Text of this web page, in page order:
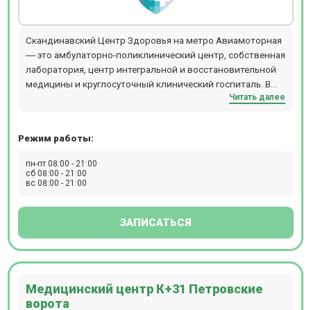
Университетском проспекте, 4 – место, где можно пройти
проконсультироваться с врачами любой специальности,
получить современный протокол лечения. Врачи
составляют схемы лечения, опираясь на анамнез,
возраст, пол, антропометрические показатели и другие
факторы, совокупно присутствующие в каждом
определенные возрастные категории – от
поликлиническое обслуживание, предлагаемое клиникой
Семейная у м. Университет, особенно актуально для
велика.
Скандинавский Центр Здоровья на метро Авиамоторная
― это амбулаторно-поликлинический центр, собственная
лаборатория, центр интегральной и восстановительной
медицины и круглосуточный клинический госпиталь. В
центре осуществляется полный комплекс услуг по
47 медицинским направлениям. Приём осуществляется
бесплатная парковка для пациентов.
Читать далее
Режим работы:
пн-пт 08:00 - 21:00
сб 08:00 - 21:00
вс 08:00 - 21:00
ЗАПИСАТЬСЯ
Медицинский центр К+31 Петровские
ворота